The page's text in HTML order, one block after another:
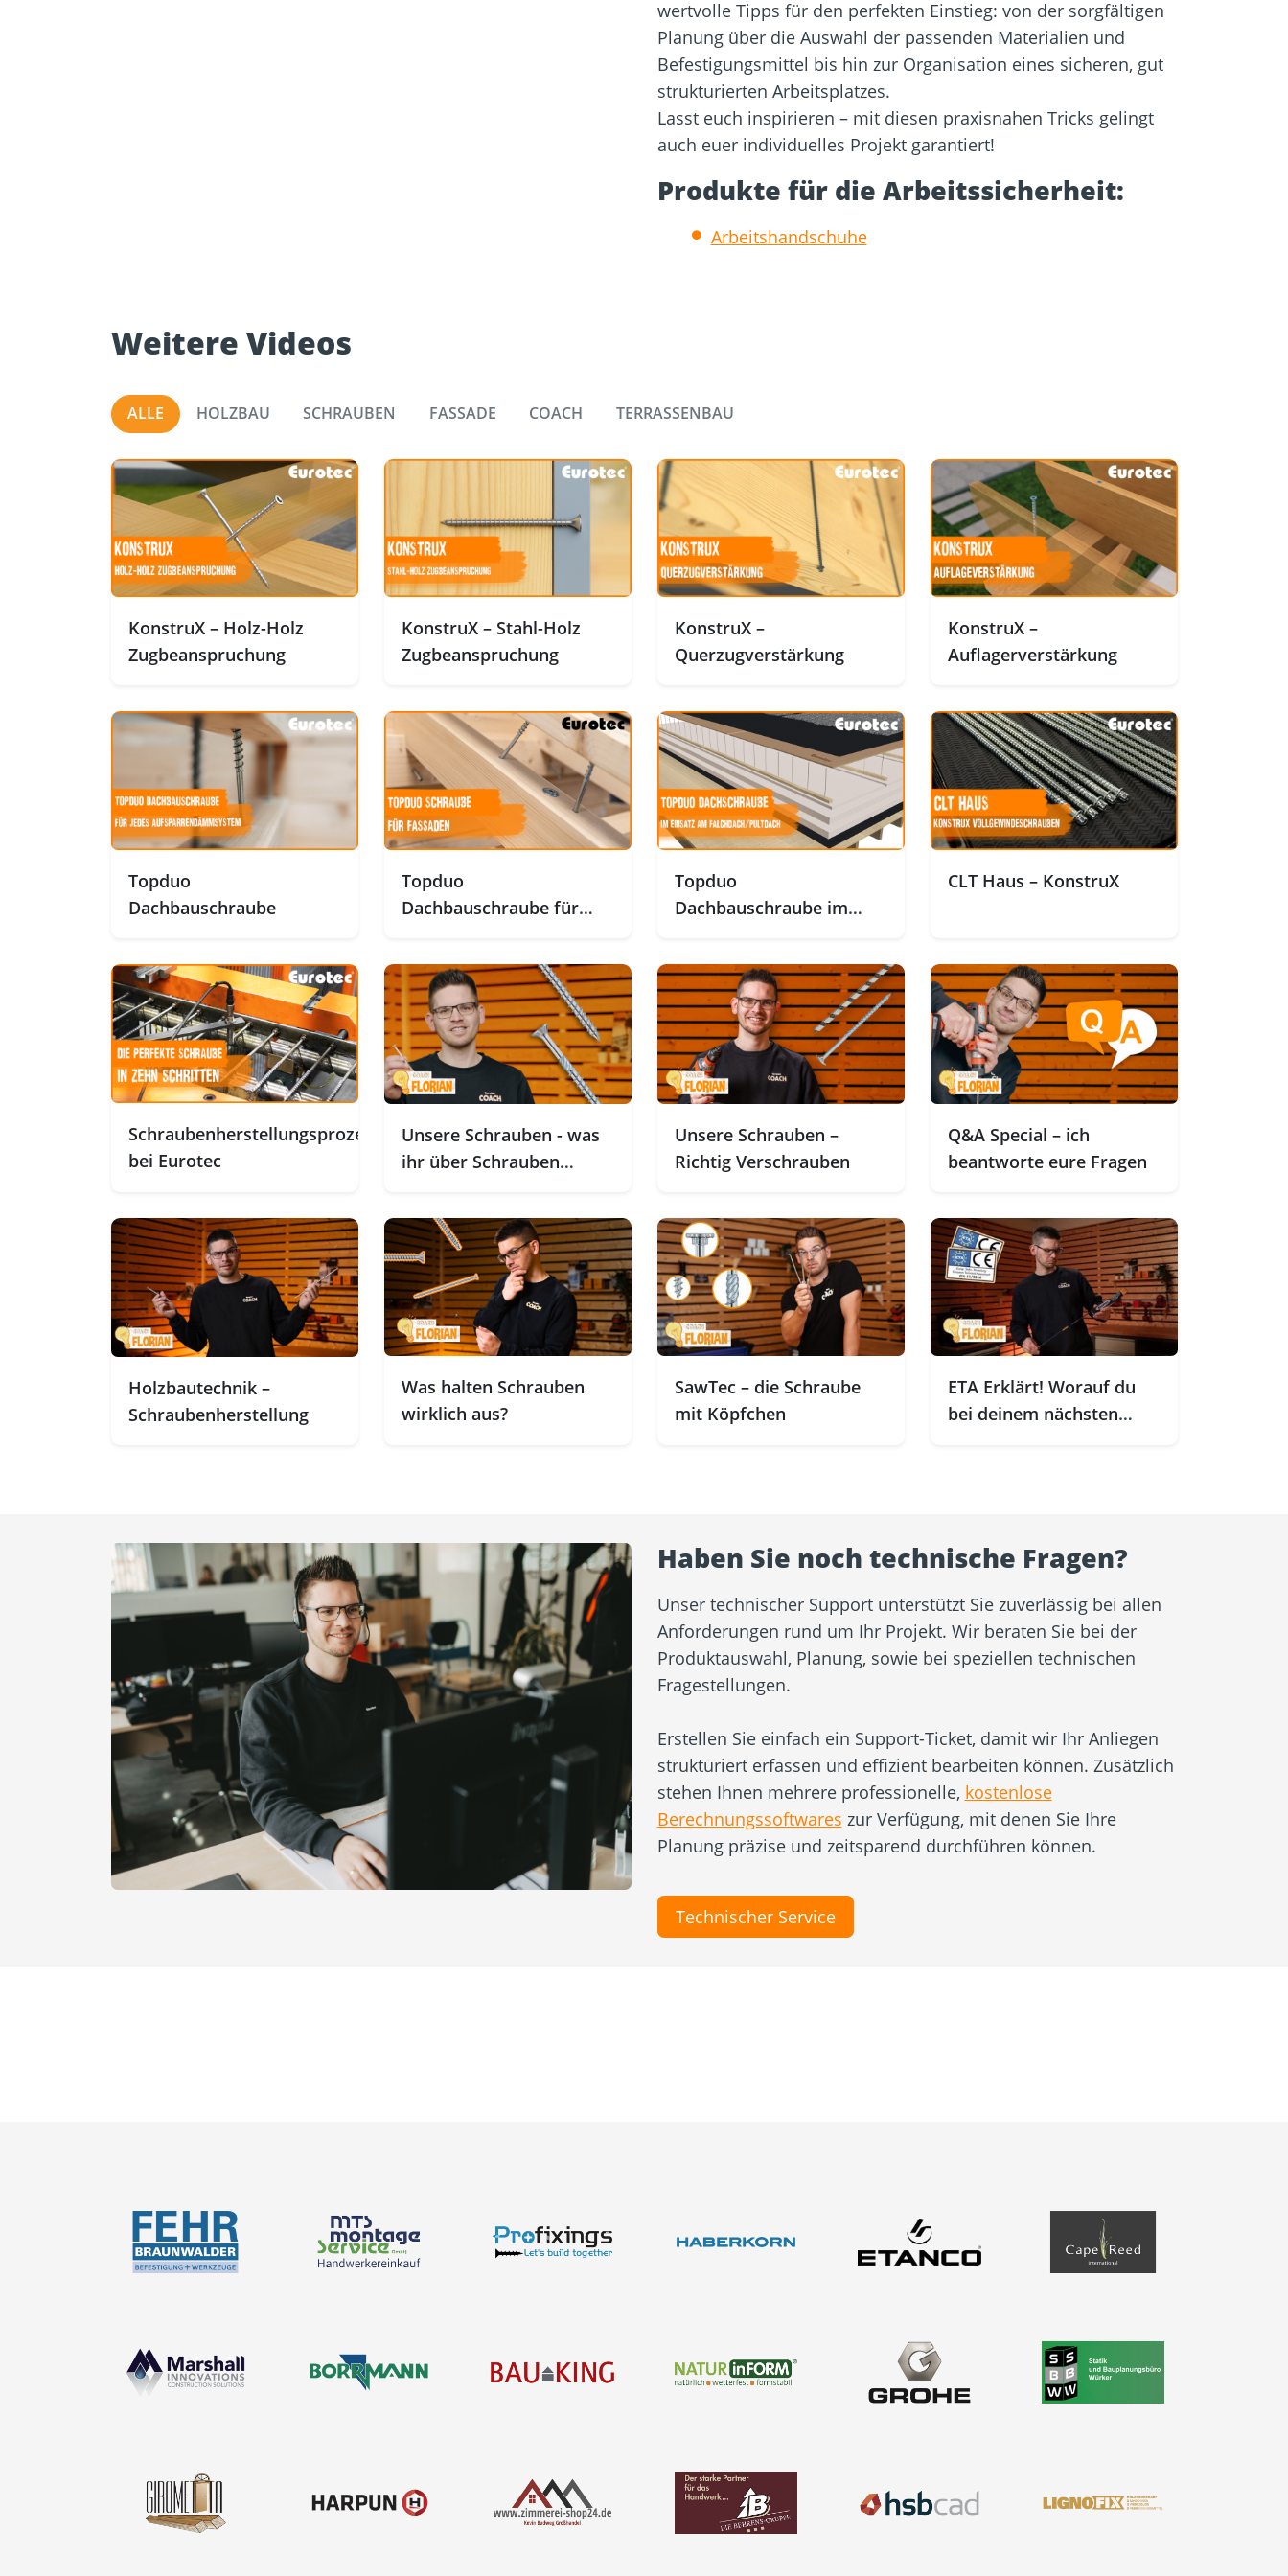
wertvolle Tipps für den perfekten Einstieg: von der sorgfältigen
Planung über die Auswahl der passenden Materialien und
Befestigungsmittel bis hin zur Organisation eines sicheren, gut
strukturierten Arbeitsplatzes.
Lasst euch inspirieren – mit diesen praxisnahen Tricks gelingt
auch euer individuelles Projekt garantiert!
Produkte für die Arbeitssicherheit:
Arbeitshandschuhe
Weitere Videos
ALLE HOLZBAU SCHRAUBEN FASSADE COACH TERRASSENBAU
KonstruX – Holz-Holz
Zugbeanspruchung
KonstruX – Stahl-Holz
Zugbeanspruchung
KonstruX –
Querzugverstärkung
KonstruX –
Auflagerverstärkung
Topduo
Dachbauschraube
Topduo
Dachbauschraube für
Topduo
Dachbauschraube im
CLT Haus – KonstruX
Schraubenherstellungsprozess
bei Eurotec
Unsere Schrauben - was
ihr über Schrauben
Unsere Schrauben –
Richtig Verschrauben
Q&A Special – ich
beantworte eure Fragen
Holzbautechnik –
Schraubenherstellung
Was halten Schrauben
wirklich aus?
SawTec – die Schraube
mit Köpfchen
ETA Erklärt! Worauf du
bei deinem nächsten
Haben Sie noch technische Fragen?
Unser technischer Support unterstützt Sie zuverlässig bei allen
Anforderungen rund um Ihr Projekt. Wir beraten Sie bei der
Produktauswahl, Planung, sowie bei speziellen technischen
Fragestellungen.
Erstellen Sie einfach ein Support-Ticket, damit wir Ihr Anliegen
strukturiert erfassen und effizient bearbeiten können. Zusätzlich
stehen Ihnen mehrere professionelle, kostenlose
Berechnungssoftwares zur Verfügung, mit denen Sie Ihre
Planung präzise und zeitsparend durchführen können.
Technischer Service